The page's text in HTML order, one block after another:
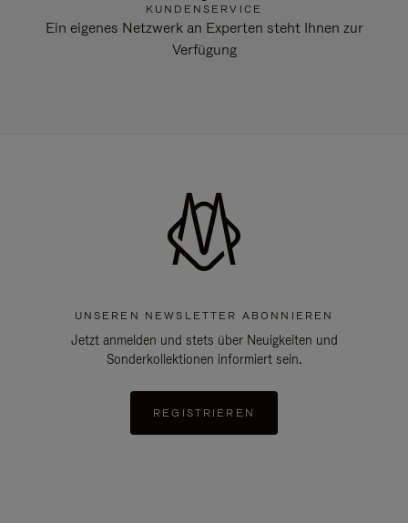
KUNDENSERVICE
Ein eigenes Netzwerk an Experten steht Ihnen zur
Verfügung
UNSEREN NEWSLETTER ABONNIEREN
Jetzt anmelden und stets über Neuigkeiten und
Sonderkollektionen informiert sein.
REGISTRIEREN